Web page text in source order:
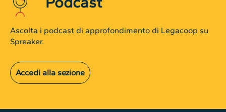
Ascolta i podcast di approfondimento di Legacoop su
Spreaker.
Accedi alla sezione